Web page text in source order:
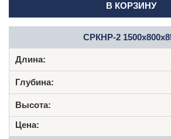
В КОРЗИНУ
СРКНР-2